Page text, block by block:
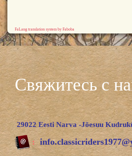
FaLang translation system by Faboba
Свяжитесь с
29022 Eesti Narva -Jõesuu
: